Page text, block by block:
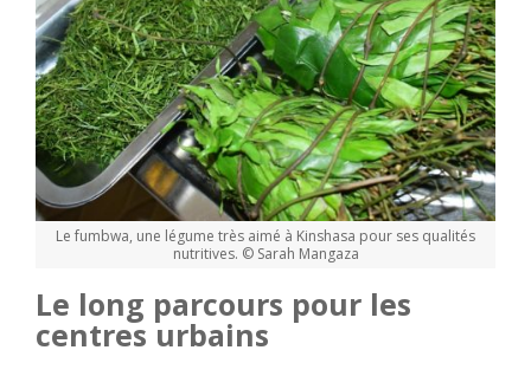
Le fumbwa, une légume très aimé à Kinshasa pour ses qualités
nutritives. © Sarah Mangaza
Le long parcours pour les
centres urbains